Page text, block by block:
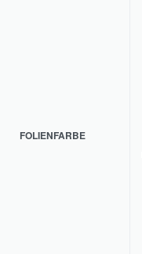
FOLIENFARBE